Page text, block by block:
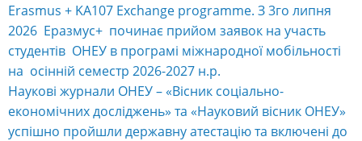
Erasmus + KA107 Exchange programme. З 3го липня
2026 Еразмус+ починає прийом заявок на участь
студентів ОНЕУ в програмі міжнародної мобільності
на осінній семестр 2026-2027 н.р.
Наукові журнали ОНЕУ – «Вісник соціально-
економічних досліджень» та «Науковий вісник ОНЕУ»
успішно пройшли державну атестацію та включені до